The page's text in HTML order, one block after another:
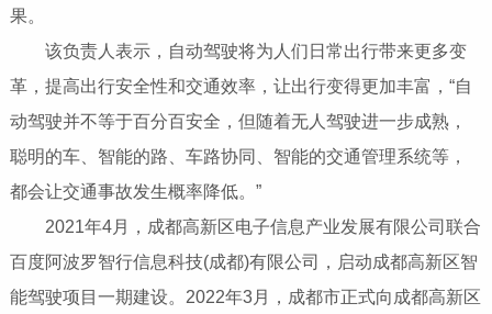
果。
该负责人表示，自动驾驶将为人们日常出行带来更多变
革，提高出行安全性和交通效率，让出行变得更加丰富，“自
动驾驶并不等于百分百安全，但随着无人驾驶进一步成熟，
聪明的车、智能的路、车路协同、智能的交通管理系统等，
都会让交通事故发生概率降低。”
2021年4月，成都高新区电子信息产业发展有限公司联合
百度阿波罗智行信息科技(成都)有限公司，启动成都高新区智
能驾驶项目一期建设。2022年3月，成都市正式向成都高新区